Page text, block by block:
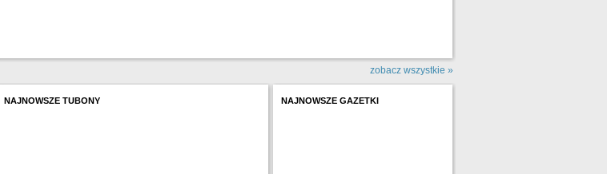
zobacz wszystkie »
NAJNOWSZE TUBONY NAJNOWSZE GAZETKI